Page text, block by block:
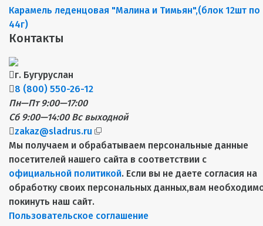
Карамель леденцовая "Малина и Тимьян",(блок 12шт по
44г)
Контакты
г. Бугуруслан
8 (800) 550-26-12
Пн—Пт 9:00—17:00
Сб 9:00—14:00 Вс выходной
zakaz@sladrus.ru
Мы получаем и обрабатываем персональные данные
посетителей нашего сайта в соответствии с
официальной политикой. Если вы не даете согласия на
обработку своих персональных данных,вам
покинуть наш сайт.
Пользовательское соглашение